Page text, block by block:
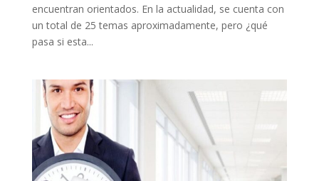
encuentran orientados. En la actualidad, se cuenta con
un total de 25 temas aproximadamente, pero ¿qué
pasa si esta...